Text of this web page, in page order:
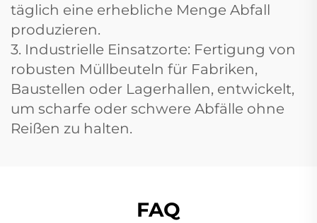
täglich eine erhebliche Menge Abfall
produzieren.
3. Industrielle Einsatzorte: Fertigung von
robusten Müllbeuteln für Fabriken,
Baustellen oder Lagerhallen, entwickelt,
um scharfe oder schwere Abfälle ohne
Reißen zu halten.
FAQ